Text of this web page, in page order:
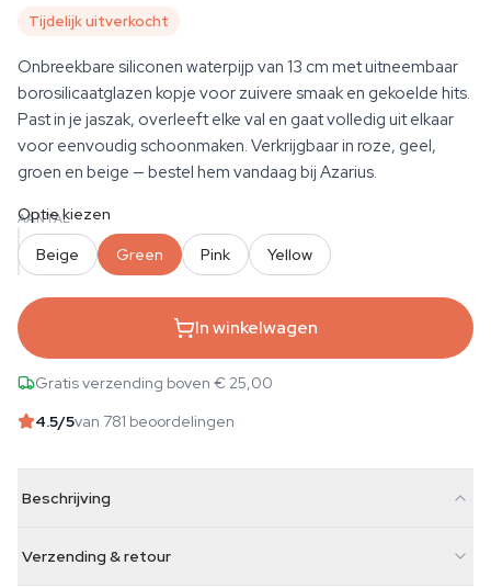
Tijdelijk uitverkocht
Onbreekbare siliconen waterpijp van 13 cm met uitneembaar
borosilicaatglazen kopje voor zuivere smaak en gekoelde hits.
Past in je jaszak, overleeft elke val en gaat volledig uit elkaar
voor eenvoudig schoonmaken. Verkrijgbaar in roze, geel,
groen en beige — bestel hem vandaag bij Azarius.
AANTAL
Optie kiezen
Beige Green Pink Yellow
In winkelwagen
Gratis verzending boven € 25,00
4.5/5van 781 beoordelingen
Beschrijving
Verzending & retour